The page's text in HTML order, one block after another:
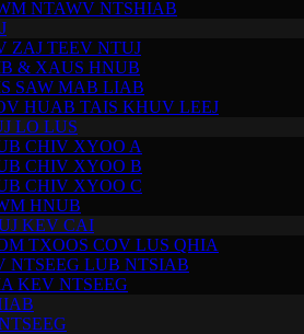
NTAWV NTSHIAB
ZAJ TEEV NTUJ
& XAUS HNUB
SAW MAB LIAB
HUAB TAIS KHUV LEEJ
LO LUS
CHIV XYOO A
CHIV XYOO B
CHIV XYOO C
HNUB
KEV CAI
TXOOS COV LUS QHIA
NTSEEG LUB NTSIAB
KEV NTSEEG